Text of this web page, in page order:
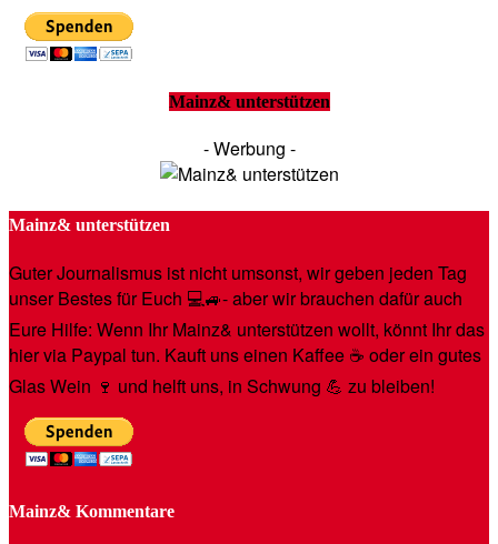
Mainz& unterstützen
- Werbung -
Mainz& unterstützen
Guter Journalismus ist nicht umsonst, wir geben jeden Tag
unser Bestes für Euch 💻🚙- aber wir brauchen dafür auch
Eure Hilfe: Wenn Ihr Mainz& unterstützen wollt, könnt Ihr das
hier via Paypal tun. Kauft uns einen Kaffee ☕️ oder ein gutes
Glas Wein 🍷 und helft uns, in Schwung 💪 zu bleiben!
Mainz& Kommentare